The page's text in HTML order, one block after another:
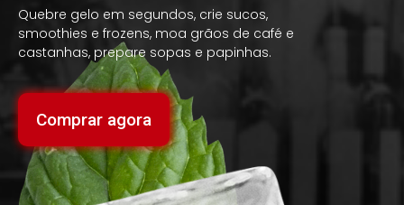
Quebre gelo em segundos, crie sucos,
smoothies e frozens, moa grãos de café e
castanhas, prepare sopas e papinhas.
Comprar agora